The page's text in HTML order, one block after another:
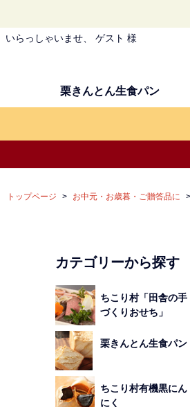
いらっしゃいませ、 ゲスト 様
栗きんとん生食パン
トップページ お中元・お歳暮・ご贈答品に
カテゴリーから探す
ちこり村「田舎の手
づくりおせち」
栗きんとん生食パン
ちこり村有機黒にん
にく